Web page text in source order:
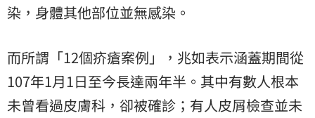
染，身體其他部位並無感染。
而所謂「12個疥瘡案例」，兆如表示涵蓋期間從
107年1月1日至今長達兩年半。其中有數人根本
未曾看過皮膚科，卻被確診；有人皮屑檢查並未